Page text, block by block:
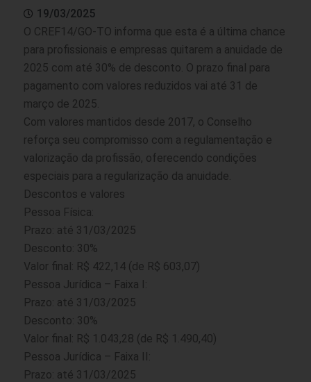
19/03/2025
O CREF14/GO-TO informa que esta é a última chance
para profissionais e empresas quitarem a anuidade de
2025 com até 30% de desconto. O prazo final para
pagamento com valores reduzidos vai até 31 de
março de 2025.
Com valores mantidos desde 2017, o Conselho
reforça seu compromisso com a regulamentação e
valorização da profissão, oferecendo condições
especiais para a regularização da anuidade.
Descontos e valores
Pessoa Física:
Prazo: até 31/03/2025
Desconto: 30%
Valor final: R$ 422,14 (de R$ 603,07)
Pessoa Jurídica – Faixa I:
Prazo: até 31/03/2025
Desconto: 30%
Valor final: R$ 1.043,28 (de R$ 1.490,40)
Pessoa Jurídica – Faixa II:
Prazo: até 31/03/2025